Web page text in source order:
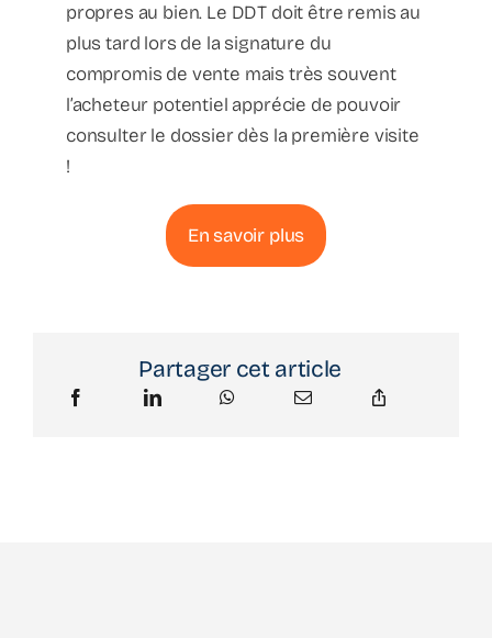
propres au bien. Le DDT doit être remis au
plus tard lors de la signature du
compromis de vente mais très souvent
l’acheteur potentiel apprécie de pouvoir
consulter le dossier dès la première visite
!
En savoir plus
Partager cet article